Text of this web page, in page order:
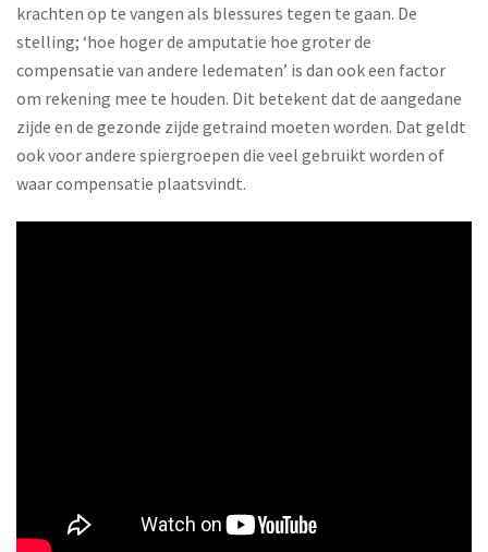
krachten op te vangen als blessures tegen te gaan. De
stelling; ‘hoe hoger de amputatie hoe groter de
compensatie van andere ledematen’ is dan ook een factor
om rekening mee te houden. Dit betekent dat de aangedane
zijde en de gezonde zijde getraind moeten worden. Dat geldt
ook voor andere spiergroepen die veel gebruikt worden of
waar compensatie plaatsvindt.